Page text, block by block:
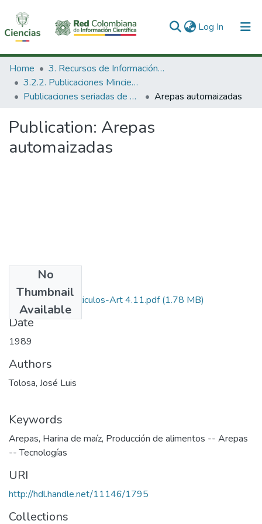
Log In (current)
Communities & Collections
All of DSpace
Home
3. Recursos de Información Científica y Tecnológica
3.2.2. Publicaciones Minciencias
Publicaciones seriadas de Minciencias
Arepas automaizadas
Publication: Arepas
automaizadas
No
Thumbnail
Available
1989-V7-N4-Articulos-Art 4.11.pdf(1.78 MB)
Date
1989
Authors
Tolosa, José Luis
Keywords
Arepas, Harina de maíz, Producción de alimentos -- Arepas
-- Tecnologías
URI
http://hdl.handle.net/11146/1795
Collections